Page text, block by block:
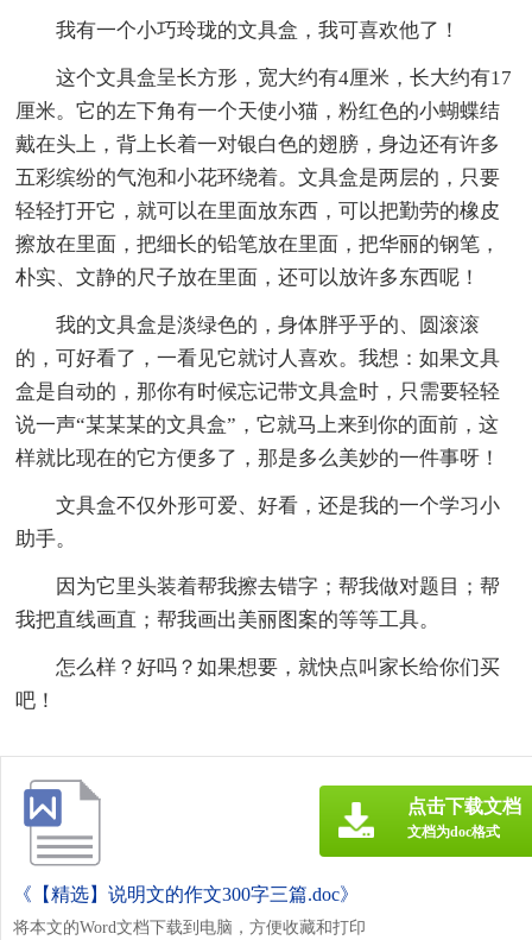
我有一个小巧玲珑的文具盒，我可喜欢他了！
这个文具盒呈长方形，宽大约有4厘米，长大约有17
厘米。它的左下角有一个天使小猫，粉红色的小蝴蝶结
戴在头上，背上长着一对银白色的翅膀，身边还有许多
五彩缤纷的气泡和小花环绕着。文具盒是两层的，只要
轻轻打开它，就可以在里面放东西，可以把勤劳的橡皮
擦放在里面，把细长的铅笔放在里面，把华丽的钢笔，
朴实、文静的尺子放在里面，还可以放许多东西呢！
我的文具盒是淡绿色的，身体胖乎乎的、圆滚滚
的，可好看了，一看见它就讨人喜欢。我想：如果文具
盒是自动的，那你有时候忘记带文具盒时，只需要轻轻
说一声“某某某的文具盒”，它就马上来到你的面前，这
样就比现在的它方便多了，那是多么美妙的一件事呀！
文具盒不仅外形可爱、好看，还是我的一个学习小
助手。
因为它里头装着帮我擦去错字；帮我做对题目；帮
我把直线画直；帮我画出美丽图案的等等工具。
怎么样？好吗？如果想要，就快点叫家长给你们买
吧！
《【精选】说明文的作文300字三篇.doc》
将本文的Word文档下载到电脑，方便收藏和打印
点击下载文档
文档为doc格式